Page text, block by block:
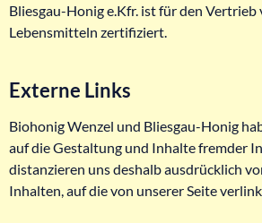
Bliesgau-Honig e.Kfr. ist für den Vertrieb
Lebensmitteln zertifiziert.
Externe Links
Biohonig Wenzel und Bliesgau-Honig
auf die Gestaltung und Inhalte fremder
distanzieren uns deshalb ausdrücklich
Inhalten, auf die von unserer Seite